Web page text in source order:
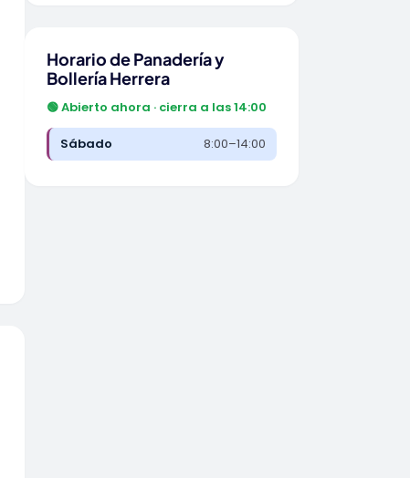
Horario de Panadería y
Bollería Herrera
🟢 Abierto ahora · cierra a las 14:00
Sábado 8:00–14:00